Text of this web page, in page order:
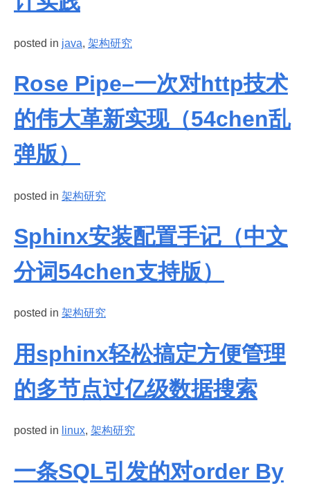
posted in java, 架构研究
Rose Pipe–一次对http技术
的伟大革新实现（54chen乱
弹版）
posted in 架构研究
Sphinx安装配置手记（中文
分词54chen支持版）
posted in 架构研究
用sphinx轻松搞定方便管理
的多节点过亿级数据搜索
posted in linux, 架构研究
一条SQL引发的对order By